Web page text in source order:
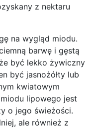
z nektaru
na wygląd miodu.
barwę i gęstą
być lekko żywiczny
być jasnożółty lub
kwiatowym
lipowego jest
o jego świeżości.
ale również z